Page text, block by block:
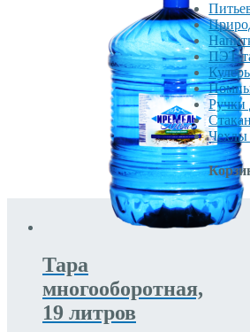
Тара
многооборотная,
19 литров
ПЭТ-
Ручки
Чехлы